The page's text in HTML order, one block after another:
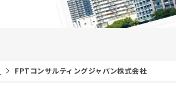
FPTコンサルティングジャパン株式会社